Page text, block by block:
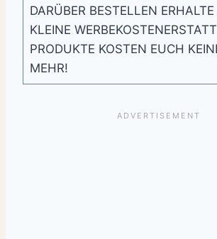
DARÜBER BESTELLEN
KLEINE
PRODUKTE KOSTEN EUCH
MEHR!